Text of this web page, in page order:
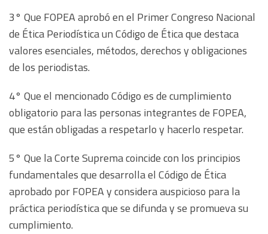
3° Que FOPEA aprobó en el Primer Congreso Nacional
de Ética Periodística un Código de Ética que destaca
valores esenciales, métodos, derechos y obligaciones
de los periodistas.
4° Que el mencionado Código es de cumplimiento
obligatorio para las personas integrantes de FOPEA,
que están obligadas a respetarlo y hacerlo respetar.
5° Que la Corte Suprema coincide con los principios
fundamentales que desarrolla el Código de Ética
aprobado por FOPEA y considera auspicioso para la
práctica periodística que se difunda y se promueva su
cumplimiento.